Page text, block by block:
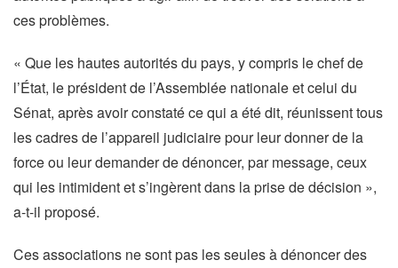
ces problèmes.
« Que les hautes autorités du pays, y compris le chef de
l’État, le président de l’Assemblée nationale et celui du
Sénat, après avoir constaté ce qui a été dit, réunissent tous
les cadres de l’appareil judiciaire pour leur donner de la
force ou leur demander de dénoncer, par message, ceux
qui les intimident et s’ingèrent dans la prise de décision »,
a-t-il proposé.
Ces associations ne sont pas les seules à dénoncer des